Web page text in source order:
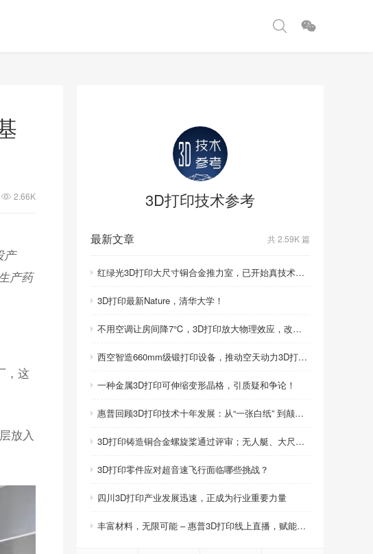
2.66K
产
产药
，这
放入
3D打印技术参考
最新文章 共 2.59K 篇
红绿光3D打印大尺寸铜合金推力室，已开始真技术比拼！
3D打印最新Nature，清华大学！
不用空调让房间降7℃，3D打印放大物理效应，改写制冷模式
西空智造660mm级锻打印设备，推动空天动力3D打印智造升级
一种金属3D打印可伸缩变形晶格，引质疑和争论！
惠普回顾3D打印技术十年发展：从“一张白纸” 到颠覆性创新
3D打印铸造铜合金螺旋桨通过评审；无人艇、大尺寸热交换器3D打印；人民网报道两家3D打印企业
3D打印零件应对超音速飞行面临哪些挑战？
四川3D打印产业发展迅速，正成为行业重要力量
丰富材料，无限可能 – 惠普3D打印线上直播，赋能产品创新